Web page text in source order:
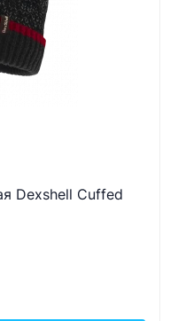
Dexshell Cuffed